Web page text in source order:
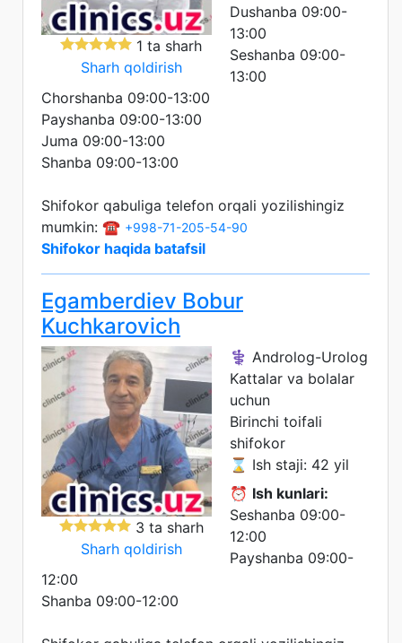
1 ta sharh
Sharh qoldirish
Dushanba 09:00-
13:00
Seshanba 09:00-
13:00
Chorshanba 09:00-13:00
Payshanba 09:00-13:00
Juma 09:00-13:00
Shanba 09:00-13:00
Shifokor qabuliga telefon orqali yozilishingiz
mumkin: ☎️ +998-71-205-54-90
Shifokor haqida batafsil
Egamberdiev Bobur
Kuchkarovich
3 ta sharh
Sharh qoldirish
⚕️ Androlog-Urolog
Kattalar va bolalar
uchun
Birinchi toifali
shifokor
⌛ Ish staji: 42 yil
⏰ Ish kunlari:
Seshanba 09:00-
12:00
Payshanba 09:00-
12:00
Shanba 09:00-12:00